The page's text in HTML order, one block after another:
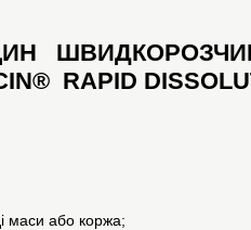
RAPID
маси або коржа;